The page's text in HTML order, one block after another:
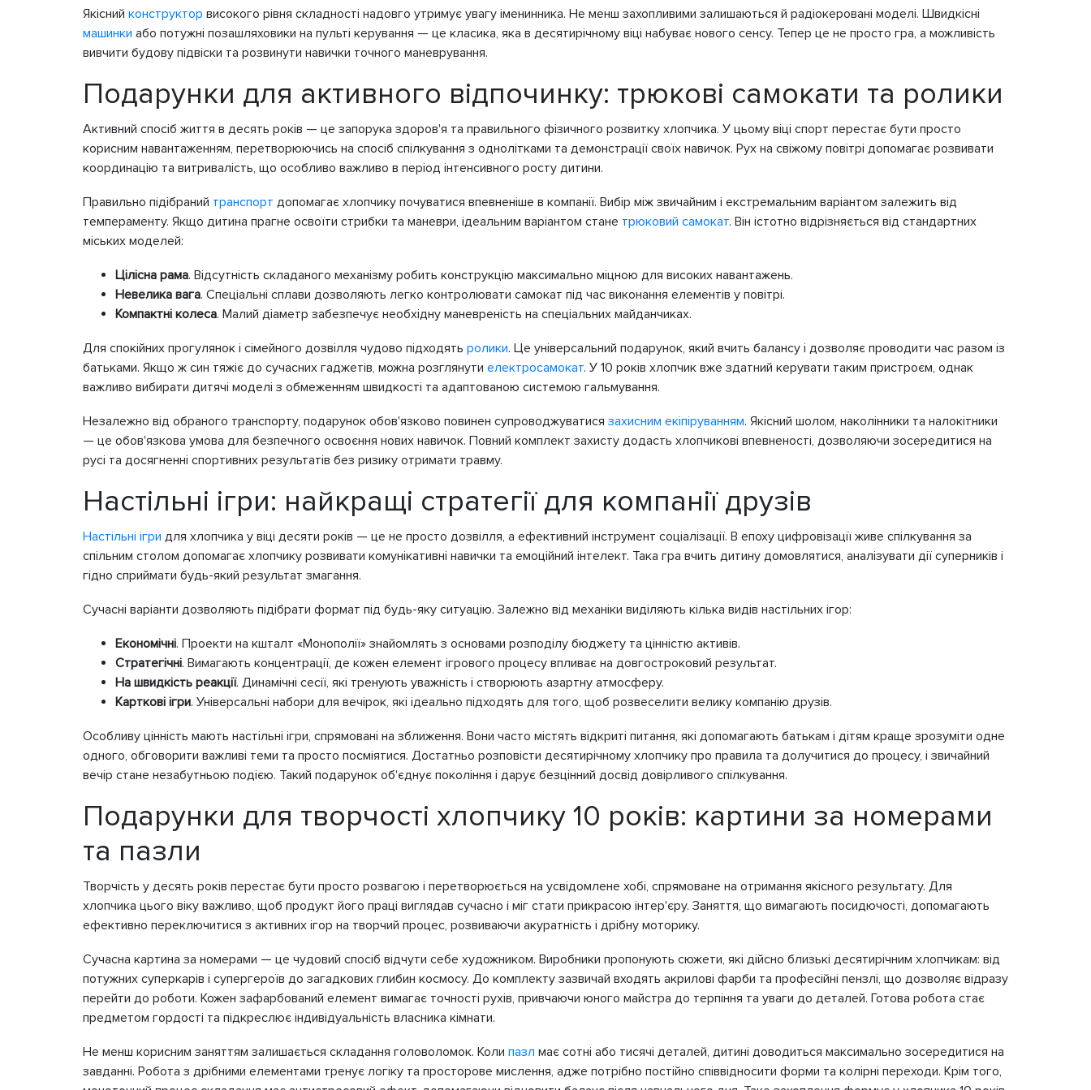
Якісний конструктор високого рівня складності надовго утримує увагу іменинника. Не менш захопливими залишаються й радіокеровані моделі. Швидкісні
машинки або потужні позашляховики на пульті керування — це класика, яка в десятирічному віці набуває нового сенсу. Тепер це не просто гра, а можливість
вивчити будову підвіски та розвинути навички точного маневрування.
Подарунки для активного відпочинку: трюкові самокати та ролики
Активний спосіб життя в десять років — це запорука здоров'я та правильного фізичного розвитку хлопчика. У цьому віці спорт перестає бути просто
корисним навантаженням, перетворюючись на спосіб спілкування з однолітками та демонстрації своїх навичок. Рух на свіжому повітрі допомагає розвивати
координацію та витривалість, що особливо важливо в період інтенсивного росту дитини.
Правильно підібраний транспорт допомагає хлопчику почуватися впевненіше в компанії. Вибір між звичайним і екстремальним варіантом залежить від
темпераменту. Якщо дитина прагне освоїти стрибки та маневри, ідеальним варіантом стане трюковий самокат. Він істотно відрізняється від стандартних
міських моделей:
Цілісна рама. Відсутність складаного механізму робить конструкцію максимально міцною для високих навантажень.
Невелика вага. Спеціальні сплави дозволяють легко контролювати самокат під час виконання елементів у повітрі.
Компактні колеса. Малий діаметр забезпечує необхідну маневреність на спеціальних майданчиках.
Для спокійних прогулянок і сімейного дозвілля чудово підходять ролики. Це універсальний подарунок, який вчить балансу і дозволяє проводити час разом із
батьками. Якщо ж син тяжіє до сучасних гаджетів, можна розглянути електросамокат. У 10 років хлопчик вже здатний керувати таким пристроєм, однак
важливо вибирати дитячі моделі з обмеженням швидкості та адаптованою системою гальмування.
Незалежно від обраного транспорту, подарунок обов'язково повинен супроводжуватися захисним екіпіруванням. Якісний шолом, наколінники та налокітники
— це обов'язкова умова для безпечного освоєння нових навичок. Повний комплект захисту додасть хлопчикові впевненості, дозволяючи зосередитися на
русі та досягненні спортивних результатів без ризику отримати травму.
Настільні ігри: найкращі стратегії для компанії друзів
Настільні ігри для хлопчика у віці десяти років — це не просто дозвілля, а ефективний інструмент соціалізації. В епоху цифровізації живе спілкування за
спільним столом допомагає хлопчику розвивати комунікативні навички та емоційний інтелект. Така гра вчить дитину домовлятися, аналізувати дії суперників і
гідно сприймати будь-який результат змагання.
Сучасні варіанти дозволяють підібрати формат під будь-яку ситуацію. Залежно від механіки виділяють кілька видів настільних ігор:
Економічні. Проекти на кшталт «Монополії» знайомлять з основами розподілу бюджету та цінністю активів.
Стратегічні. Вимагають концентрації, де кожен елемент ігрового процесу впливає на довгостроковий результат.
На швидкість реакції. Динамічні сесії, які тренують уважність і створюють азартну атмосферу.
Карткові ігри. Універсальні набори для вечірок, які ідеально підходять для того, щоб розвеселити велику компанію друзів.
Особливу цінність мають настільні ігри, спрямовані на зближення. Вони часто містять відкриті питання, які допомагають батькам і дітям краще зрозуміти одне
одного, обговорити важливі теми та просто посміятися. Достатньо розповісти десятирічному хлопчику про правила та долучитися до процесу, і звичайний
вечір стане незабутньою подією. Такий подарунок об'єднує покоління і дарує безцінний досвід довірливого спілкування.
Подарунки для творчості хлопчику 10 років: картини за номерами
та пазли
Творчість у десять років перестає бути просто розвагою і перетворюється на усвідомлене хобі, спрямоване на отримання якісного результату. Для
хлопчика цього віку важливо, щоб продукт його праці виглядав сучасно і міг стати прикрасою інтер'єру. Заняття, що вимагають посидючості, допомагають
ефективно переключитися з активних ігор на творчий процес, розвиваючи акуратність і дрібну моторику.
Сучасна картина за номерами — це чудовий спосіб відчути себе художником. Виробники пропонують сюжети, які дійсно близькі десятирічним хлопчикам: від
потужних суперкарів і супергероїв до загадкових глибин космосу. До комплекту зазвичай входять акрилові фарби та професійні пензлі, що дозволяє відразу
перейти до роботи. Кожен зафарбований елемент вимагає точності рухів, привчаючи юного майстра до терпіння та уваги до деталей. Готова робота стає
предметом гордості та підкреслює індивідуальність власника кімнати.
Не менш корисним заняттям залишається складання головоломок. Коли пазл має сотні або тисячі деталей, дитині доводиться максимально зосередитися на
завданні. Робота з дрібними елементами тренує логіку та просторове мислення, адже потрібно постійно співвідносити форми та колірні переходи. Крім того,